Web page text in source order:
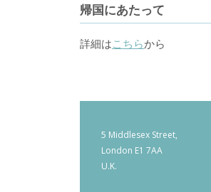
帰国にあたって
詳細はこちらから
5 Middlesex Street,
London E1 7AA
U.K.